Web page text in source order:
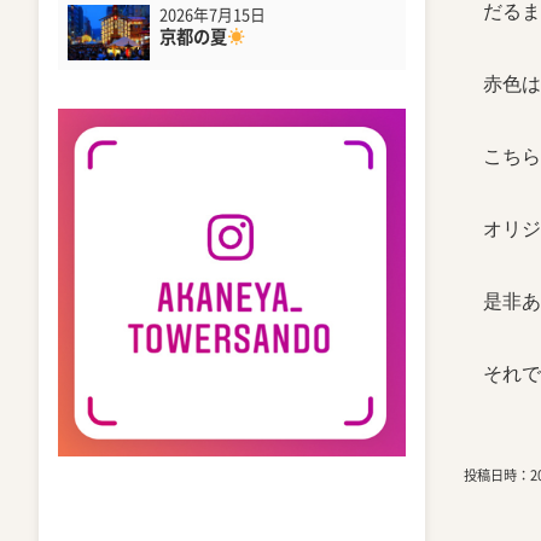
2026年7月15日
京都の夏
だる
赤色
こち
オリ
是非
それ
投稿日時：